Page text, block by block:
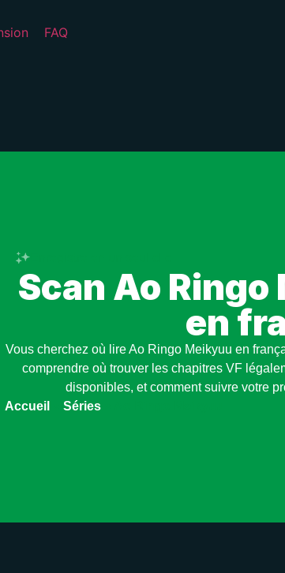
FAQ
Enregistre en un seul clic
Scan Ao
en
Vous cherchez où lire Ao Ringo Meikyuu en
comprendre où trouver les chapitres VF
disponibles, et comment suivre votre
Accueil
»Séries